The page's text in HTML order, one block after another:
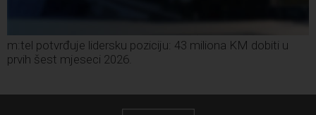
m:tel potvrđuje lidersku poziciju: 43 miliona KM dobiti u
prvih šest mjeseci 2026.